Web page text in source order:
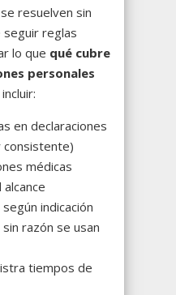
resuelven sin
seguir reglas
lo que qué cubre
personales
en declaraciones
consistente)
médicas
indicación
razón se usan
tiempos de